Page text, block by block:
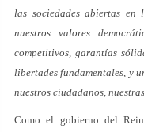
las sociedades abiertas
nuestros valores
competitivos, garantías
libertades fundamentales, y
nuestros ciudadanos,
Como el gobierno del